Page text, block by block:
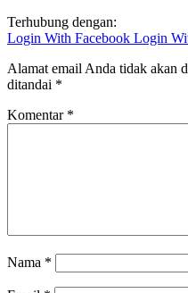
Terhubung dengan:
Login With Facebook Login
Alamat email Anda tidak akan
ditandai *
Komentar *
Nama *